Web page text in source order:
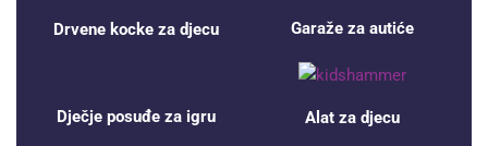
Drvene kocke za djecu Garaže za autiće
Dječje posuđe za igru Alat za djecu